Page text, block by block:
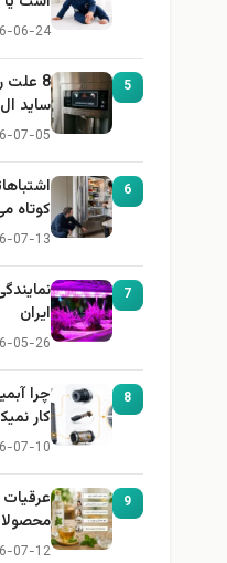
باید
06-24
5
8
ساید
07-05
6
کوتاه
07-13
7
ایران
05-26
8
چرا
کار
07-10
9
عرقیات
دارند؟
07-12